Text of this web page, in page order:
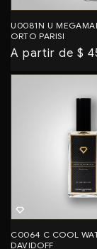
U0081N U
ORTO PARISI
Precio
habitual
A partir de $
C0064 C COOL
DAVIDOFF